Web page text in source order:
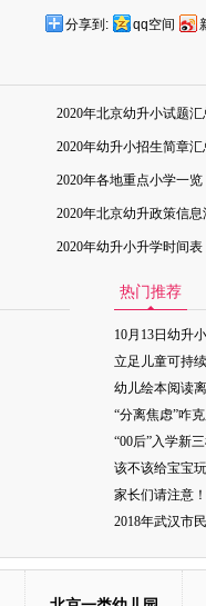
分享到: qq空间
2020年北京幼升小试题汇
2020年幼升小招生简章汇
2020年各地重点小学一览
2020年北京幼升政策信息
2020年幼升小升学时间表
热门推荐
10月13日幼升
立足儿童可持
幼儿绘本阅读
“分离焦虑”咋
“00后”入学新
该不该给宝宝
家长们请注意
2018年武汉市